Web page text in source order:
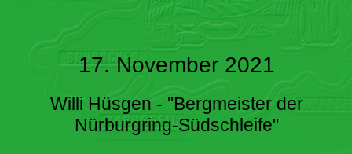
17. November 2021
Willi Hüsgen - "Bergmeister der
Nürburgring-Südschleife"